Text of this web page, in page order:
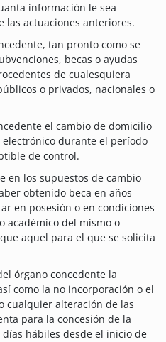
información le sea
las actuaciones anteriores.
tan pronto como se
becas o ayudas
de cualesquiera
o privados, nacionales o
el cambio de domicilio
durante el período
de control.
en los supuestos de cambio
obtenido beca en años
en posesión o en condiciones
académico del mismo o
aquel para el que se solicita
órgano concedente la
como la no incorporación o el
cualquier alteración de las
para la concesión de la
hábiles desde el inicio de